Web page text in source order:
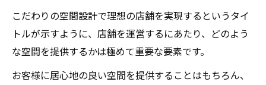
こだわりの空間設計で理想の店舗を実現するというタイ
トルが示すように、店舗を運営するにあたり、どのよう
な空間を提供するかは極めて重要な要素です。
お客様に居心地の良い空間を提供することはもちろん、